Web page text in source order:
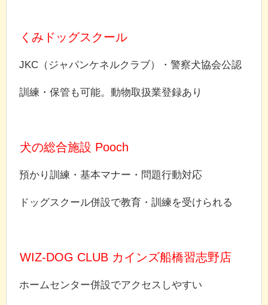
くみドッグスクール
JKC（ジャパンケネルクラブ）・警察犬協会公認
訓練・保管も可能。動物取扱業登録あり
犬の総合施設 Pooch
預かり訓練・基本マナー・問題行動対応
ドッグスクール併設で教育・訓練を受けられる
WIZ-DOG CLUB カインズ船橋習志野店
ホームセンター併設でアクセスしやすい